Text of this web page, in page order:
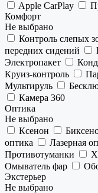
Apple CarPlay
Комфорт
Не выбрано
Контроль слепых
передних сидений
Электропакет
Круиз-контроль
Мультируль
Камера 360
Оптика
Не выбрано
Ксенон
оптика
Лазерная
Противотуманки
Омыватель фар
Экстерьер
Не выбрано